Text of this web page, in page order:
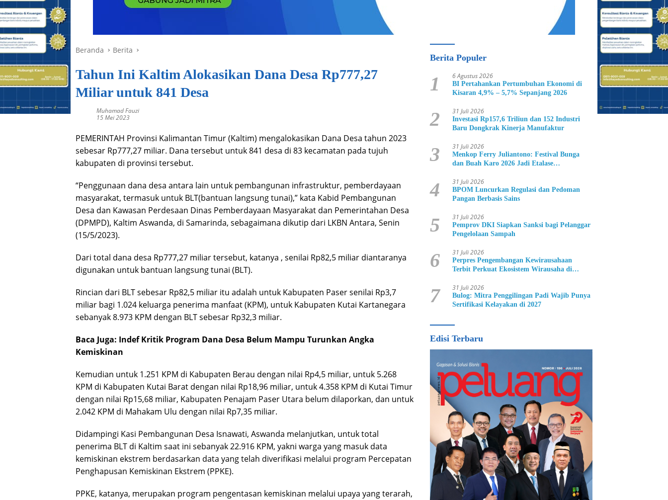
Beranda Berita
Tahun Ini Kaltim Alokasikan Dana Desa Rp777,27
Miliar untuk 841 Desa
Muhamad Fauzi
15 Mei 2023
PEMERINTAH Provinsi Kalimantan Timur (Kaltim) mengalokasikan Dana Desa tahun 2023
sebesar Rp777,27 miliar. Dana tersebut untuk 841 desa di 83 kecamatan pada tujuh
kabupaten di provinsi tersebut.
“Penggunaan dana desa antara lain untuk pembangunan infrastruktur, pemberdayaan
masyarakat, termasuk untuk BLT(bantuan langsung tunai),” kata Kabid Pembangunan
Desa dan Kawasan Perdesaan Dinas Pemberdayaan Masyarakat dan Pemerintahan Desa
(DPMPD), Kaltim Aswanda, di Samarinda, sebagaimana dikutip dari LKBN Antara, Senin
(15/5/2023).
Dari total dana desa Rp777,27 miliar tersebut, katanya , senilai Rp82,5 miliar diantaranya
digunakan untuk bantuan langsung tunai (BLT).
Rincian dari BLT sebesar Rp82,5 miliar itu adalah untuk Kabupaten Paser senilai Rp3,7
miliar bagi 1.024 keluarga penerima manfaat (KPM), untuk Kabupaten Kutai Kartanegara
sebanyak 8.973 KPM dengan BLT sebesar Rp32,3 miliar.
Baca Juga: Indef Kritik Program Dana Desa Belum Mampu Turunkan Angka
Kemiskinan
Kemudian untuk 1.251 KPM di Kabupaten Berau dengan nilai Rp4,5 miliar, untuk 5.268
KPM di Kabupaten Kutai Barat dengan nilai Rp18,96 miliar, untuk 4.358 KPM di Kutai Timur
dengan nilai Rp15,68 miliar, Kabupaten Penajam Paser Utara belum dilaporkan, dan untuk
2.042 KPM di Mahakam Ulu dengan nilai Rp7,35 miliar.
Didampingi Kasi Pembangunan Desa Isnawati, Aswanda melanjutkan, untuk total
penerima BLT di Kaltim saat ini sebanyak 22.916 KPM, yakni warga yang masuk data
kemiskinan ekstrem berdasarkan data yang telah diverifikasi melalui program Percepatan
Penghapusan Kemiskinan Ekstrem (PPKE).
PPKE, katanya, merupakan program pengentasan kemiskinan melalui upaya yang terarah,
Berita Populer
1 6 Agustus 2026
BI Pertahankan Pertumbuhan Ekonomi di
Kisaran 4,9% – 5,7% Sepanjang 2026
2 31 Juli 2026
Investasi Rp157,6 Triliun dan 152 Industri
Baru Dongkrak Kinerja Manufaktur
3 31 Juli 2026
Menkop Ferry Juliantono: Festival Bunga
dan Buah Karo 2026 Jadi Etalase
4 31 Juli 2026
BPOM Luncurkan Regulasi dan Pedoman
Pangan Berbasis Sains
5 31 Juli 2026
Pemprov DKI Siapkan Sanksi bagi Pelanggar
Pengelolaan Sampah
6 31 Juli 2026
Perpres Pengembangan Kewirausahaan
Terbit Perkuat Ekosistem Wirausaha di
7 31 Juli 2026
Bulog: Mitra Penggilingan Padi Wajib Punya
Sertifikasi Kelayakan di 2027
Edisi Terbaru